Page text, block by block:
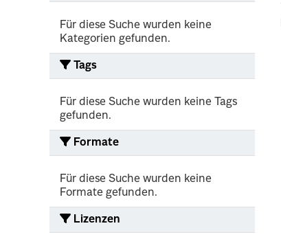
Für diese Suche wurden keine
Kategorien gefunden.
Tags
Für diese Suche wurden keine Tags
gefunden.
Formate
Für diese Suche wurden keine
Formate gefunden.
Lizenzen